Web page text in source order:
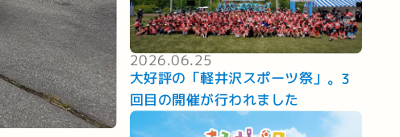
2026.06.25
大好評の「軽井沢スポーツ祭」。3
回目の開催が行われました